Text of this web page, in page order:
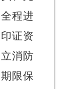
程进
证资
消防
限保